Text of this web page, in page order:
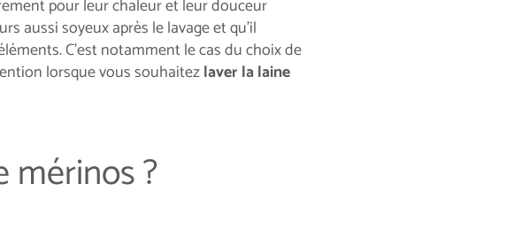
pour leur chaleur et leur douceur
aussi soyeux après le lavage et qu’il
C’est notamment le cas du choix de
lorsque vous souhaitezlaver la laine
mérinos ?